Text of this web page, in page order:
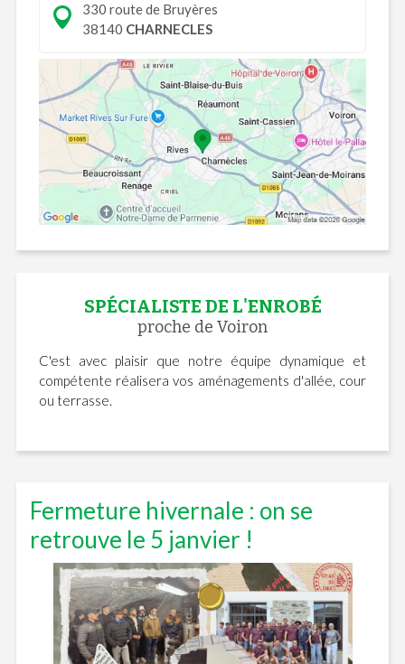
330 route de Bruyères
38140 CHARNECLES
SPÉCIALISTE DE L'ENROBÉ
proche de Voiron
C'est avec plaisir que notre équipe dynamique et
compétente réalisera vos aménagements d'allée, cour
ou terrasse.
Fermeture hivernale : on se
retrouve le 5 janvier !